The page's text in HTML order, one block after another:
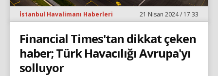
İstanbul Havalimanı Haberleri 21 Nisan 2024 / 17:33
Financial Times'tan dikkat çeken
haber; Türk Havacılığı Avrupa'yı
solluyor